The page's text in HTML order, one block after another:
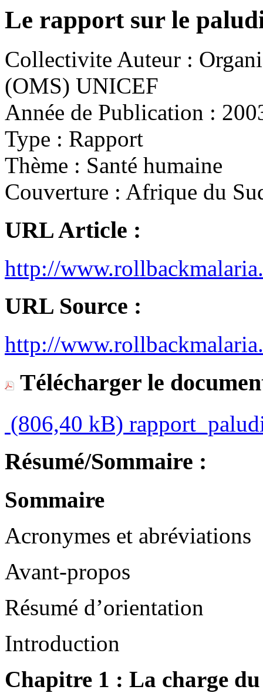
Le rapport sur le
Collectivite Auteur :
(OMS) UNICEF
Année de Publication :
Type : Rapport
Thème : Santé humaine
Couverture : Afrique du
URL Article :
http://
URL Source :
http://
Télécharger le
(806,40 kB)
Résumé/Sommaire :
Sommaire
Acronymes et abréviations
Avant-propos
Résumé d’orientation
Introduction
Chapitre 1 : La charge